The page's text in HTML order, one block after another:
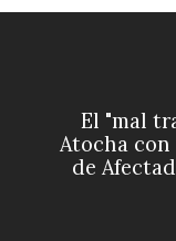
El "mal
Atocha con
de